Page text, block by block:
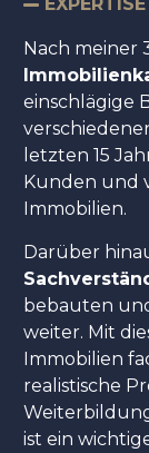
Nach meiner
einschlägige
letzten 15
Kunden und
Immobilien.
Darüber
bebauten
weiter. Mit
Immobilien
realistische
ist ein